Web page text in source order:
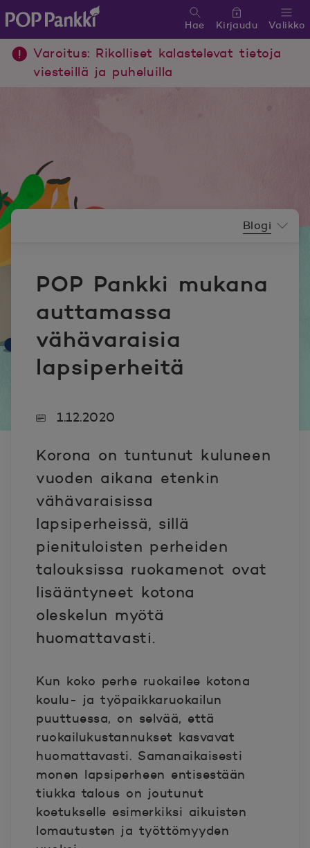
POP Pankki, etusivulle
Valikko
Hae Kirjaudu
Varoitus: Rikolliset kalastelevat tietoja
viesteillä ja puheluilla
POP Pankki mukana
auttamassa
vähävaraisia
lapsiperheitä
Blogi
1.12.2020
Korona on tuntunut kuluneen
vuoden aikana etenkin
vähävaraisissa
lapsiperheissä, sillä
pienituloisten perheiden
talouksissa ruokamenot ovat
lisääntyneet kotona
oleskelun myötä
huomattavasti.
Kun koko perhe ruokailee kotona
koulu- ja työpaikkaruokailun
puuttuessa, on selvää, että
ruokailukustannukset kasvavat
huomattavasti. Samanaikaisesti
monen lapsiperheen entisestään
tiukka talous on joutunut
koetukselle esimerkiksi aikuisten
lomautusten ja työttömyyden